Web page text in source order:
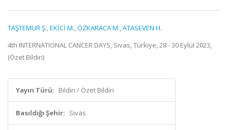
TAŞTEMUR Ş.,EKİCİ M.,ÖZKARACA M.,ATASEVEN H.
4th INTERNATIONAL CANCER DAYS, Sivas, Türkiye, 28 - 30 Eylül 2023,
(Özet Bildiri)
Yayın Türü: Bildiri / Özet Bildiri
Basıldığı Şehir: Sivas